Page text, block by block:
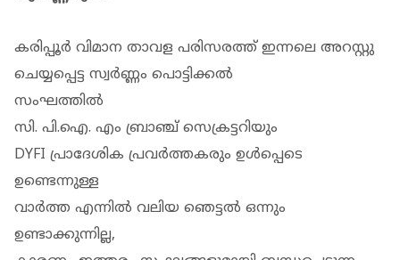
കരിപ്പൂര്‍ വിമാന താവള പരിസരത്ത് ഇന്നലെ അറസ്റ്റു
ചെയ്യപ്പെട്ട സ്വര്‍ണ്ണം പൊട്ടിക്കല്‍
സംഘത്തില്‍
സി. പി.ഐ. എം ബ്രാഞ്ച് സെക്രട്ടറിയും
DYFI പ്രാദേശിക പ്രവര്‍ത്തകരും ഉള്‍പ്പെടെ
ഉണ്ടെന്നുള്ള
വാര്‍ത്ത എന്നില്‍ വലിയ ഞെട്ടല്‍ ഒന്നും
ഉണ്ടാക്കുന്നില്ല,